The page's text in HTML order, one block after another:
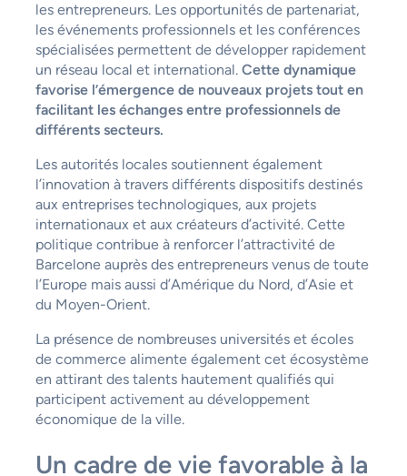
les entrepreneurs. Les opportunités de partenariat,
les événements professionnels et les conférences
spécialisées permettent de développer rapidement
un réseau local et international. Cette dynamique
favorise l’émergence de nouveaux projets tout en
facilitant les échanges entre professionnels de
différents secteurs.
Les autorités locales soutiennent également
l’innovation à travers différents dispositifs destinés
aux entreprises technologiques, aux projets
internationaux et aux créateurs d’activité. Cette
politique contribue à renforcer l’attractivité de
Barcelone auprès des entrepreneurs venus de toute
l’Europe mais aussi d’Amérique du Nord, d’Asie et
du Moyen-Orient.
La présence de nombreuses universités et écoles
de commerce alimente également cet écosystème
en attirant des talents hautement qualifiés qui
participent activement au développement
économique de la ville.
Un cadre de vie favorable à la